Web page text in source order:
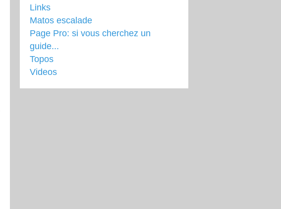
Links
Matos escalade
Page Pro: si vous cherchez un
guide...
Topos
Videos